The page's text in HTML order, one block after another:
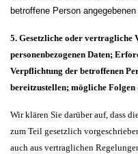
betroffene Person
5. Gesetzliche oder
personenbezogenen Daten;
Verpflichtung der betroffenen
bereitzustellen; mögliche
Wir klären Sie darüber auf, dass
zum Teil gesetzlich
auch aus vertraglichen